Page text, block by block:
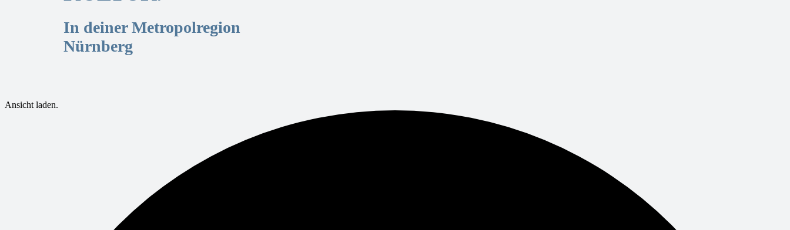
In deiner Metropolregion
Nürnberg
Ansicht laden.